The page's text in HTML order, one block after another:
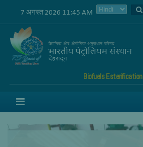
7 अगस्त 2026 11:45 AM
Biofuels Esterification